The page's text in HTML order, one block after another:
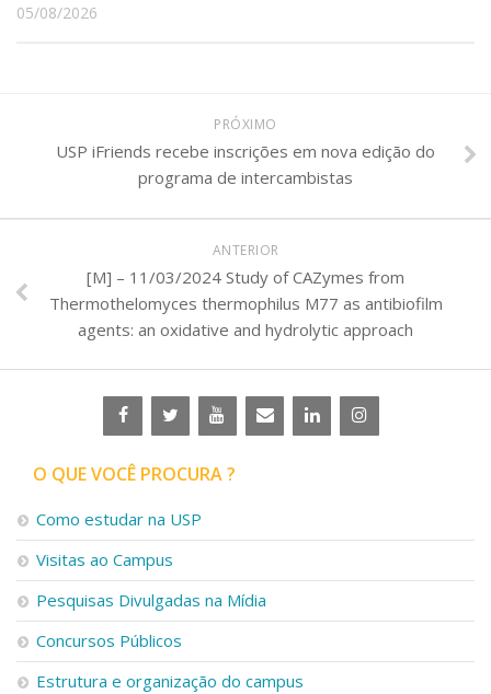
05/08/2026
PRÓXIMO
USP iFriends recebe inscrições em nova edição do
programa de intercambistas
ANTERIOR
[M] – 11/03/2024 Study of CAZymes from
Thermothelomyces thermophilus M77 as antibiofilm
agents: an oxidative and hydrolytic approach
O QUE VOCÊ PROCURA ?
Como estudar na USP
Visitas ao Campus
Pesquisas Divulgadas na Mídia
Concursos Públicos
Estrutura e organização do campus